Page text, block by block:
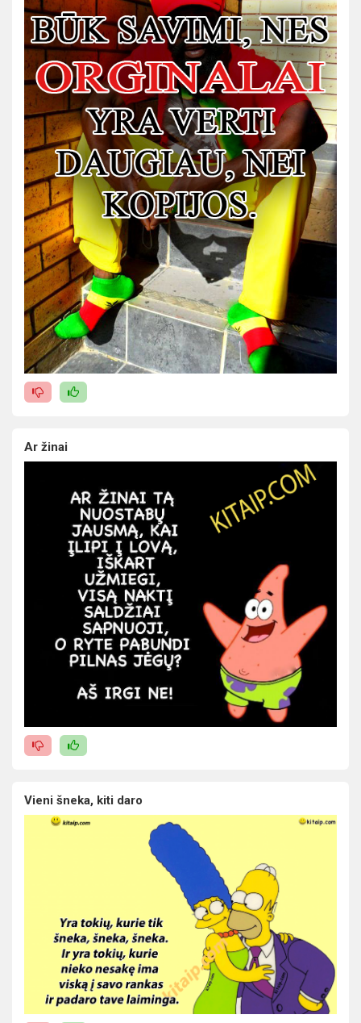
Ar žinai
Vieni šneka, kiti daro